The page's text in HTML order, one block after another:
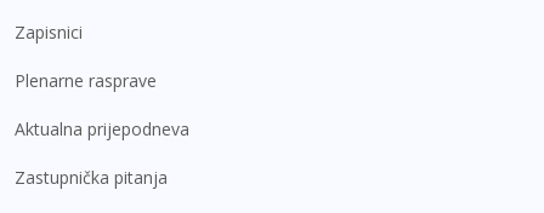
Zapisnici
Plenarne rasprave
Aktualna prijepodneva
Zastupnička pitanja